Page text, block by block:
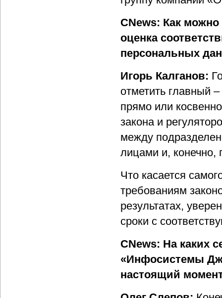
CNews: Как можно
оценка
персональных
Игорь Калганов:
отметить главный
прямо или
закона и
между
лицами и, конечно,
Что касается
требованиям
результатах,
сроки с
CNews: На каких
«Инфосистемы
настоящий